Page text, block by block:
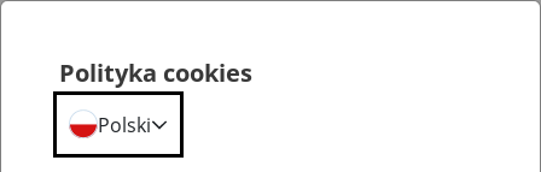
Polityka cookies
Polski